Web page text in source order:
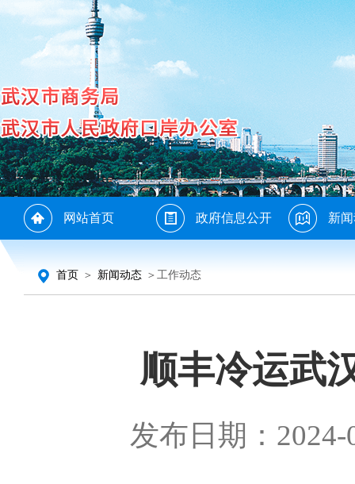
网站首页 政府信息公开 新
首页 ＞ 新闻动态 ＞工作动态
顺丰冷运武
发布日期：